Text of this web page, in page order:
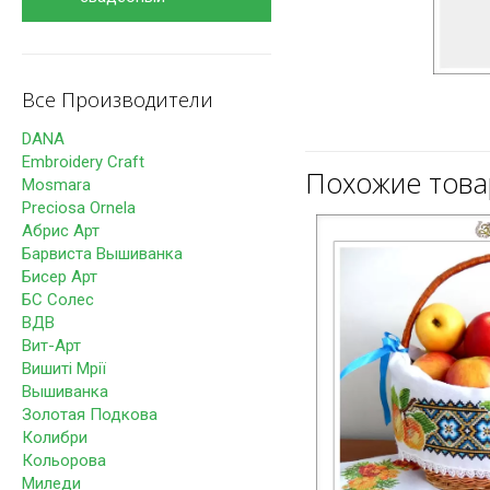
Похожие
Все Производители
DANA
Embroidery Craft
Mosmara
Preciosa Ornela
Абрис Арт
Барвиста Вышиванка
Бисер Арт
БС Солес
ВДВ
Вит-Арт
Вишиті Мрії
Вышиванка
Золотая Подкова
Колибри
Кольорова
Миледи